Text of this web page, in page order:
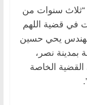
“ثلاث سنوات من
في قضية اللهم
يحي حسين
بمدينة نصر،
الخاصة